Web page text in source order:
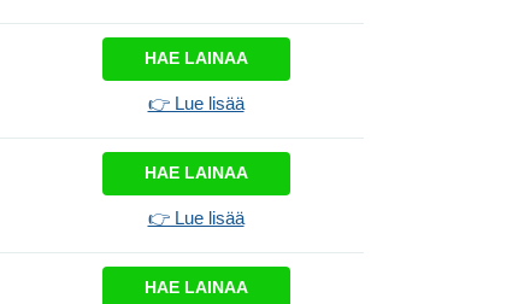
HAE LAINAA
👉 Lue lisää
HAE LAINAA
👉 Lue lisää
HAE LAINAA